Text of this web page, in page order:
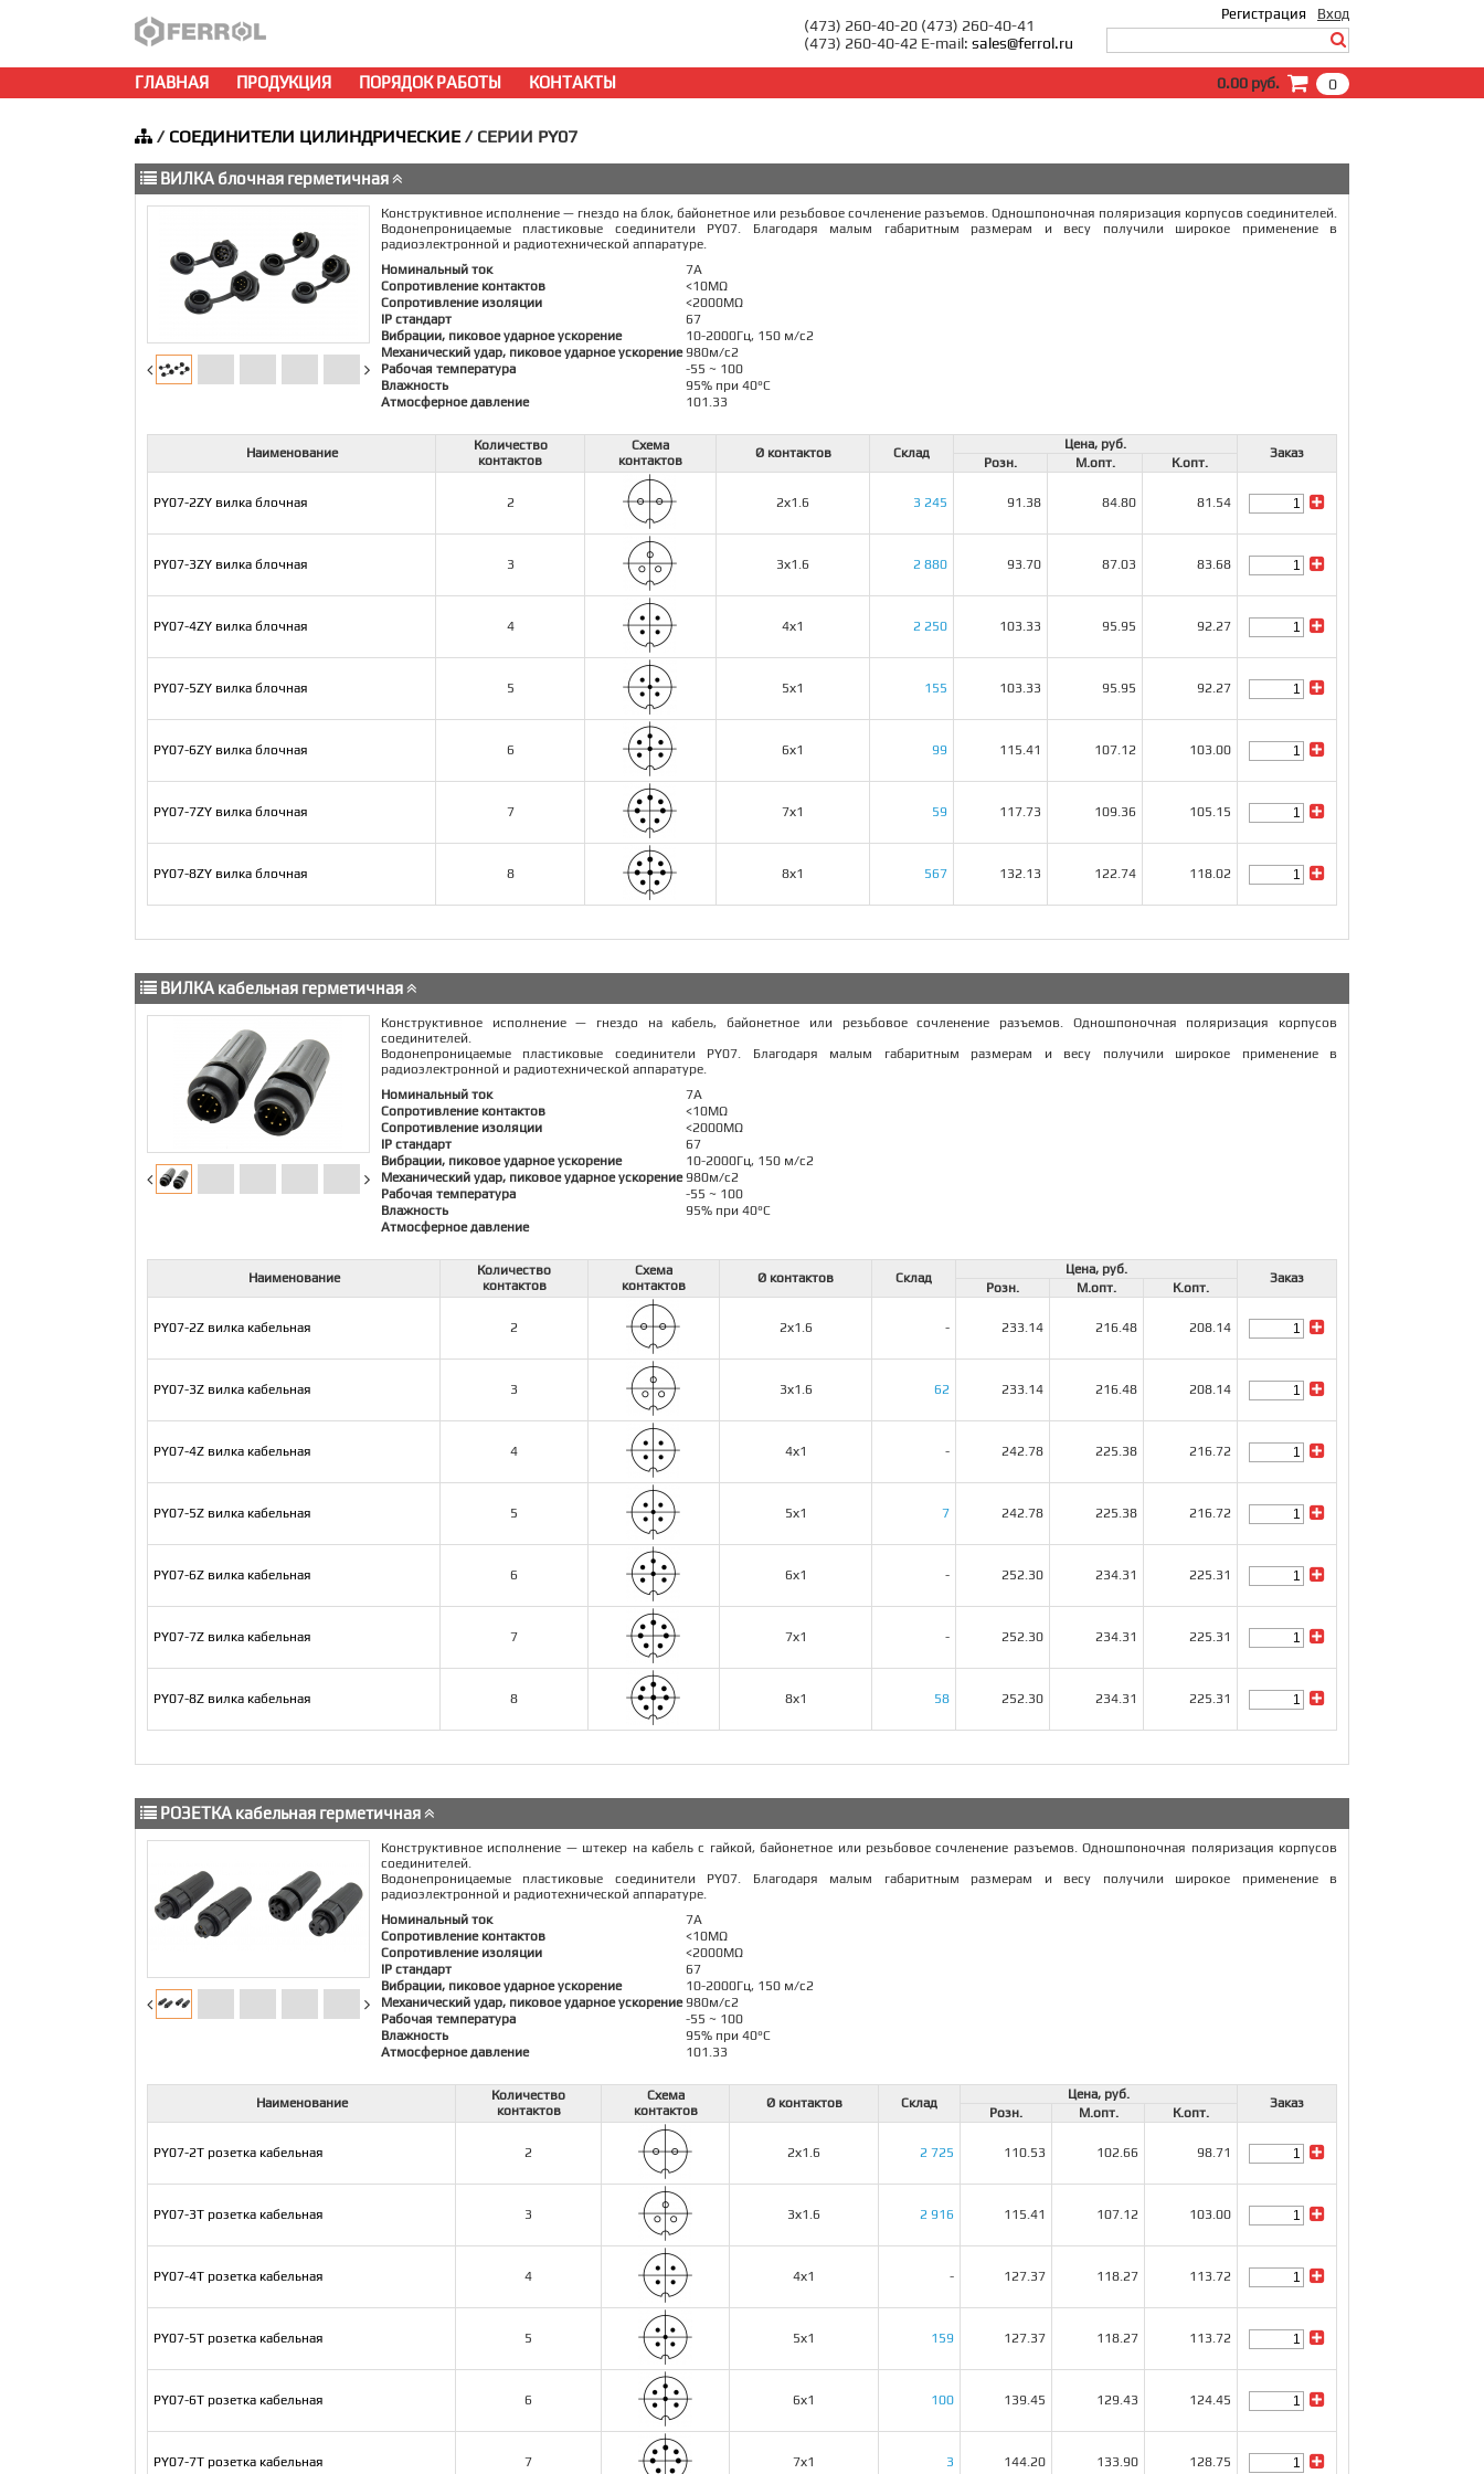
Вход
Регистрация
(473) 260-40-20 (473) 260-40-41
(473) 260-40-42 E-mail: sales@ferrol.ru
ГЛАВНАЯ ПРОДУКЦИЯ ПОРЯДОК РАБОТЫ КОНТАКТЫ 0
0.00 руб.
/ СОЕДИНИТЕЛИ ЦИЛИНДРИЧЕСКИЕ/ СЕРИИ PY07
ВИЛКА блочная герметичная
Конструктивное исполнение — гнездо на блок, байонетное или резьбовое сочленение разъемов. Одношпоночная поляризация корпусов соединителей.
Водонепроницаемые пластиковые соединители PY07. Благодаря малым габаритным размерам и весу получили широкое применение в
радиоэлектронной и радиотехнической аппаратуре.
Номинальный ток
7А
Сопротивление контактов
<10MΩ
Сопротивление изоляции
<2000MΩ
IP стандарт
67
Вибрации, пиковое ударное ускорение
10-2000Гц, 150 м/с2
Механический удар, пиковое ударное ускорение 980м/с2
Рабочая температура
-55 ~ 100
Влажность
95% при 40°C
Атмосферное давление
101.33
Наименование
Количество
контактов
Схема
контактов
Ø контактов Склад
Цена, руб.
Заказ
Розн. М.опт. К.опт.
PY07-2ZY вилка блочная 2 2х1.6 3 245 91.38 84.80 81.54
PY07-3ZY вилка блочная 3 3х1.6 2 880 93.70 87.03 83.68
PY07-4ZY вилка блочная 4 4х1 2 250 103.33 95.95 92.27
PY07-5ZY вилка блочная 5 5х1 155 103.33 95.95 92.27
PY07-6ZY вилка блочная 6 6х1 99 115.41 107.12 103.00
PY07-7ZY вилка блочная 7 7х1 59 117.73 109.36 105.15
PY07-8ZY вилка блочная 8 8х1 567 132.13 122.74 118.02
ВИЛКА кабельная герметичная
Конструктивное исполнение — гнездо на кабель, байонетное или резьбовое сочленение разъемов. Одношпоночная поляризация корпусов
соединителей.
Водонепроницаемые пластиковые соединители PY07. Благодаря малым габаритным размерам и весу получили широкое применение в
радиоэлектронной и радиотехнической аппаратуре.
Номинальный ток
7А
Сопротивление контактов
<10MΩ
Сопротивление изоляции
<2000MΩ
IP стандарт
67
Вибрации, пиковое ударное ускорение
10-2000Гц, 150 м/с2
Механический удар, пиковое ударное ускорение 980м/с2
Рабочая температура
-55 ~ 100
Влажность
95% при 40°C
Атмосферное давление
Наименование
Количество
контактов
Схема
контактов
Ø контактов Склад
Цена, руб.
Заказ
Розн. М.опт. К.опт.
PY07-2Z вилка кабельная 2 2х1.6 - 233.14 216.48 208.14
PY07-3Z вилка кабельная 3 3х1.6 62 233.14 216.48 208.14
PY07-4Z вилка кабельная 4 4х1 - 242.78 225.38 216.72
PY07-5Z вилка кабельная 5 5х1 7 242.78 225.38 216.72
PY07-6Z вилка кабельная 6 6х1 - 252.30 234.31 225.31
PY07-7Z вилка кабельная 7 7х1 - 252.30 234.31 225.31
PY07-8Z вилка кабельная 8 8х1 58 252.30 234.31 225.31
РОЗЕТКА кабельная герметичная
Конструктивное исполнение — штекер на кабель с гайкой, байонетное или резьбовое сочленение разъемов. Одношпоночная поляризация корпусов
соединителей.
Водонепроницаемые пластиковые соединители PY07. Благодаря малым габаритным размерам и весу получили широкое применение в
радиоэлектронной и радиотехнической аппаратуре.
Номинальный ток
7А
Сопротивление контактов
<10MΩ
Сопротивление изоляции
<2000MΩ
IP стандарт
67
Вибрации, пиковое ударное ускорение
10-2000Гц, 150 м/с2
Механический удар, пиковое ударное ускорение 980м/с2
Рабочая температура
-55 ~ 100
Влажность
95% при 40°C
Атмосферное давление
101.33
Наименование
Количество
контактов
Схема
контактов
Ø контактов Склад
Цена, руб.
Заказ
Розн. М.опт. К.опт.
PY07-2T розетка кабельная 2 2х1.6 2 725 110.53 102.66 98.71
PY07-3T розетка кабельная 3 3х1.6 2 916 115.41 107.12 103.00
PY07-4T розетка кабельная 4 4х1 - 127.37 118.27 113.72
PY07-5T розетка кабельная 5 5х1 159 127.37 118.27 113.72
PY07-6T розетка кабельная 6 6х1 100 139.45 129.43 124.45
PY07-7T розетка кабельная 7 7х1 3 144.20 133.90 128.75